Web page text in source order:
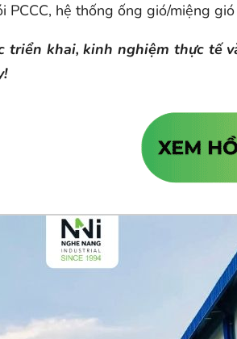
PCCC, hệ thống ống gió/miệng
khai, kinh nghiệm thực tế